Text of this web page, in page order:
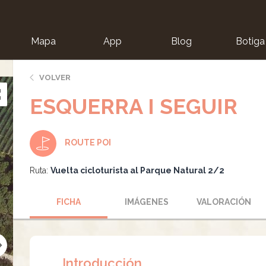
Mapa App Blog Botiga
VOLVER
ESQUERRA I SEGUIR
ROUTE POI
Ruta: Vuelta cicloturista al Parque Natural 2/2
FICHA IMÁGENES VALORACIÓN